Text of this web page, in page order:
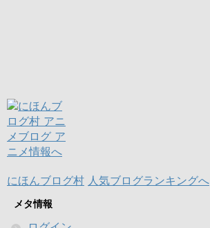
にほんブログ村 人気ブログランキングへ
メタ情報